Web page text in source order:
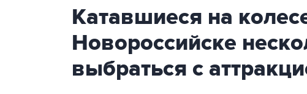
Катавшиеся на
Новороссийске
выбраться с